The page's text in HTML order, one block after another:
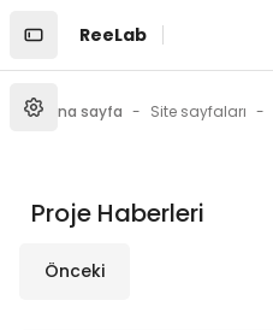
ReeLab
Ana sayfa Site sayfaları
Proje Haberleri
Önceki